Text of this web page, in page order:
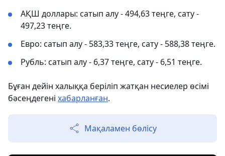
АҚШ доллары: сатып алу - 494,63 теңге, сату -
497,23 теңге.
Евро: сатып алу - 583,33 теңге, сату - 588,38 теңге.
Рубль: сатып алу - 6,37 теңге, сату - 6,51 теңге.
Бұған дейін халыққа беріліп жатқан несиелер өсімі
бәсеңдегені хабарланған.
Мақаламен бөлісу